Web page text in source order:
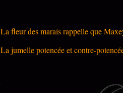
La fleur des marais rappelle que
La jumelle potencée et contre-